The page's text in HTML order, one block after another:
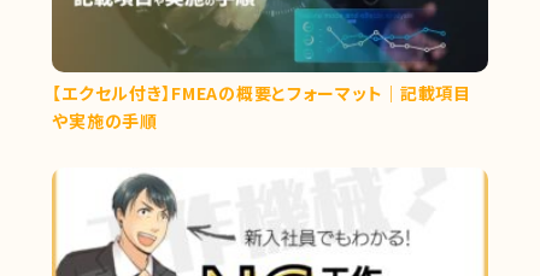
【エクセル付き】FMEAの概要とフォーマット｜記載項目
や実施の手順